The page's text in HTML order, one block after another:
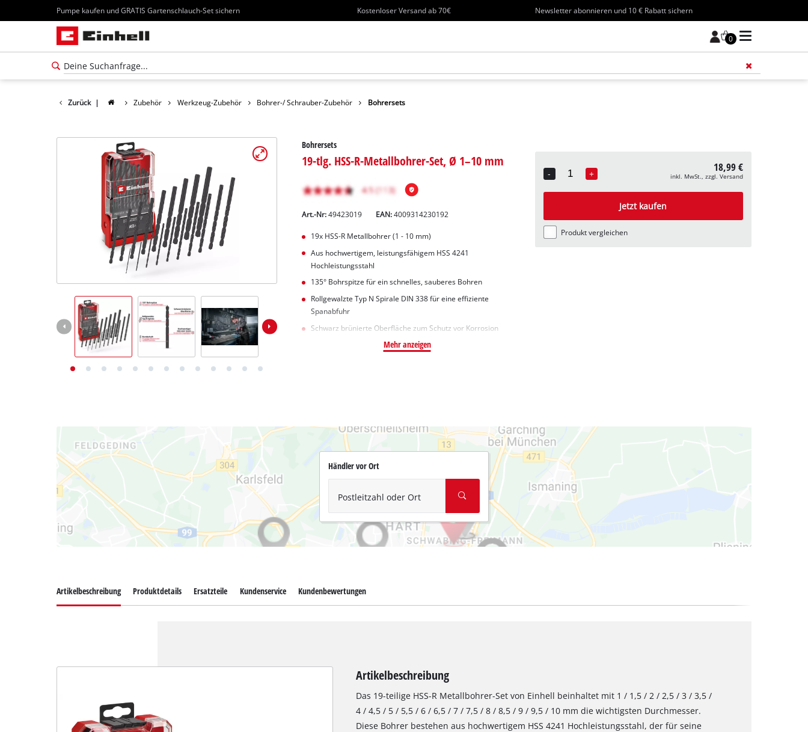
Pumpe kaufen und GRATIS Gartenschlauch-Set sichern Kostenloser Versand ab 70€ Newsletter abonnieren und 10 € Rabatt sichern
0
Zurück | Zubehör Werkzeug-Zubehör Bohrer-/ Schrauber-Zubehör Bohrersets
Bohrersets
19-tlg. HSS-R-Metallbohrer-Set, Ø 1–10 mm
Art.-Nr:49423019 EAN:4009314230192
19x HSS-R Metallbohrer (1 - 10 mm)
Aus hochwertigem, leistungsfähigem HSS 4241
Hochleistungsstahl
135° Bohrspitze für ein schnelles, sauberes Bohren
Rollgewalzte Typ N Spirale DIN 338 für eine effiziente
Spanabfuhr
Schwarz brünierte Oberfläche zum Schutz vor Korrosion
Mehr anzeigen
-
Quantity
+ 18,99 €
inkl. MwSt., zzgl. Versand
Jetzt kaufen
Produkt vergleichen
Händler vor Ort
Postleitzahl oder Ort
Artikelbeschreibung Produktdetails Ersatzteile Kundenservice Kundenbewertungen
Artikelbeschreibung
Das 19-teilige HSS-R Metallbohrer-Set von Einhell beinhaltet mit 1 / 1,5 / 2 / 2,5 / 3 / 3,5 /
4 / 4,5 / 5 / 5,5 / 6 / 6,5 / 7 / 7,5 / 8 / 8,5 / 9 / 9,5 / 10 mm die wichtigsten Durchmesser.
Diese Bohrer bestehen aus hochwertigem HSS 4241 Hochleistungsstahl, der für seine